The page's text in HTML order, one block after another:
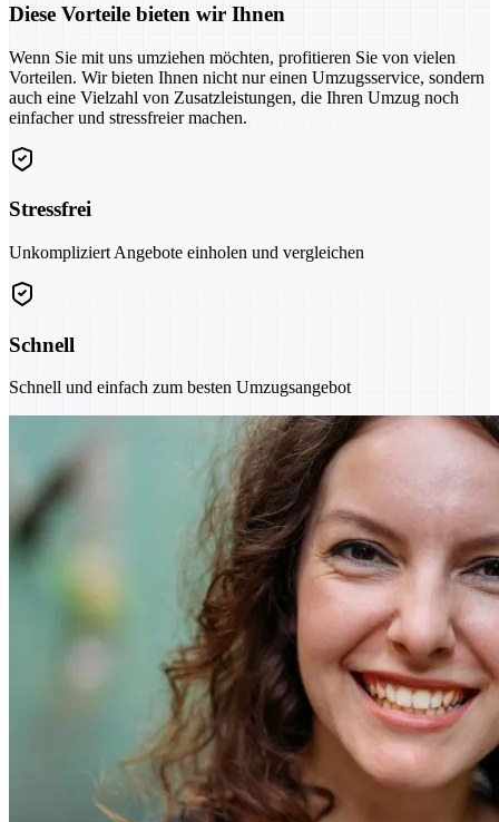
Diese Vorteile bieten wir Ihnen
Wenn Sie mit uns umziehen möchten, profitieren Sie von vielen
Vorteilen. Wir bieten Ihnen nicht nur einen Umzugsservice, sondern
auch eine Vielzahl von Zusatzleistungen, die Ihren Umzug noch
einfacher und stressfreier machen.
Stressfrei
Unkompliziert Angebote einholen und vergleichen
Schnell
Schnell und einfach zum besten Umzugsangebot